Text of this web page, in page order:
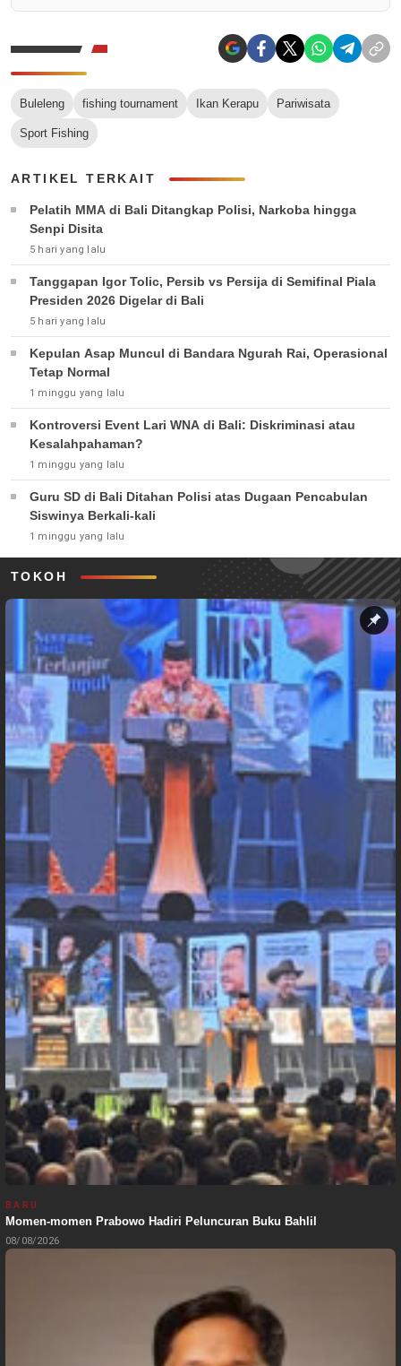
Buleleng fishing tournament Ikan Kerapu Pariwisata
Sport Fishing
ARTIKEL TERKAIT
Pelatih MMA di Bali Ditangkap Polisi, Narkoba hingga
Senpi Disita
5 hari yang lalu
Tanggapan Igor Tolic, Persib vs Persija di Semifinal Piala
Presiden 2026 Digelar di Bali
5 hari yang lalu
Kepulan Asap Muncul di Bandara Ngurah Rai, Operasional
Tetap Normal
1 minggu yang lalu
Kontroversi Event Lari WNA di Bali: Diskriminasi atau
Kesalahpahaman?
1 minggu yang lalu
Guru SD di Bali Ditahan Polisi atas Dugaan Pencabulan
Siswinya Berkali-kali
1 minggu yang lalu
TOKOH
BARU
Momen-momen Prabowo Hadiri Peluncuran Buku Bahlil
08/08/2026